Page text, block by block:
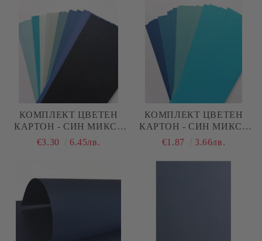
КОМПЛЕКТ ЦВЕТЕН
КАРТОН - СИН МИКС -
10,50 Х 30 СМ - 36 БР.
€3.30 6.45лв.
КОМПЛЕКТ ЦВЕТЕН
КАРТОН - СИН МИКС -
10,50 Х 30 СМ - 20 БР.
€1.87 3.66лв.